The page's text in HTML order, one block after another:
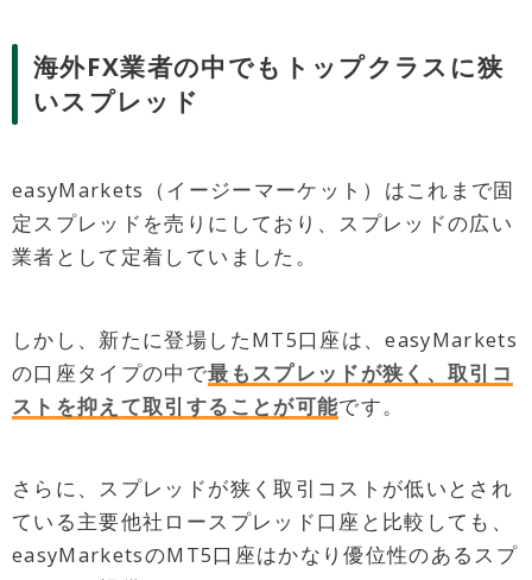
海外FX業者の中でもトップクラスに狭
いスプレッド
easyMarkets（イージーマーケット）はこれまで固
定スプレッドを売りにしており、スプレッドの広い
業者として定着していました。
しかし、新たに登場したMT5口座は、easyMarkets
の口座タイプの中で最もスプレッドが狭く、取引コ
ストを抑えて取引することが可能です。
さらに、スプレッドが狭く取引コストが低いとされ
ている主要他社ロースプレッド口座と比較しても、
easyMarketsのMT5口座はかなり優位性のあるスプ